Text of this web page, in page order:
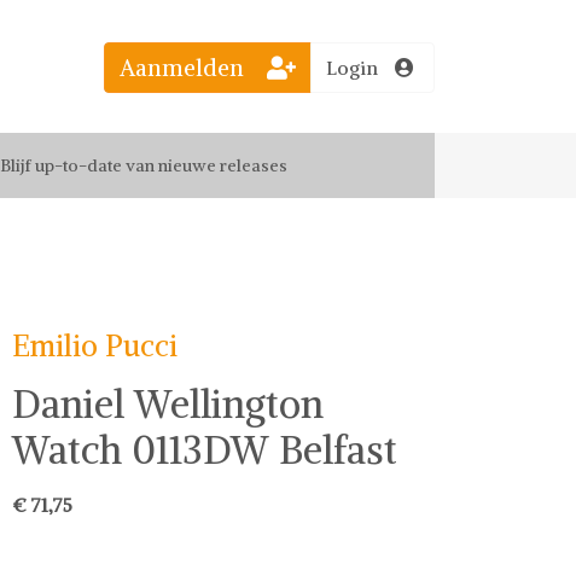
Bestel jouw favoriete looks
Blijf up-to-date van nieuwe releases
Aanmelden Login
Emilio Pucci
Daniel Wellington
Watch 0113DW Belfast
€ 71,75